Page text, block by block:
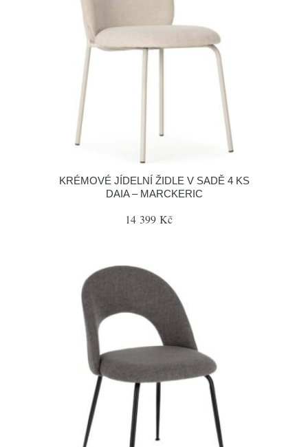
KRÉMOVÉ JÍDELNÍ ŽIDLE V SADĚ 4 KS
DAIA – MARCKERIC
14 399 Kč